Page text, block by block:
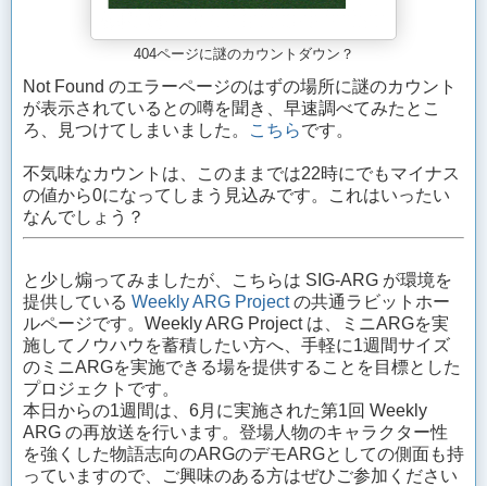
404ページに謎のカウントダウン？
Not Found のエラーページのはずの場所に謎のカウント
が表示されているとの噂を聞き、早速調べてみたとこ
ろ、見つけてしまいました。
こちらです。
不気味なカウントは、このままでは22時にでもマイナス
の値から0になってしまう見込みです。これはいったい
なんでしょう？
と少し煽ってみましたが、こちらは SIG-ARG が環境を
提供している Weekly ARG Projectの共通ラビットホー
ルページです。Weekly ARG Project は、ミニARGを実
施してノウハウを蓄積したい方へ、手軽に1週間サイズ
のミニARGを実施できる場を提供することを目標とした
プロジェクトです。
本日からの1週間は、6月に実施された第1回 Weekly
ARG の再放送を行います。登場人物のキャラクター性
を強くした物語志向のARGのデモARGとしての側面も持
っていますので、ご興味のある方はぜひご参加ください